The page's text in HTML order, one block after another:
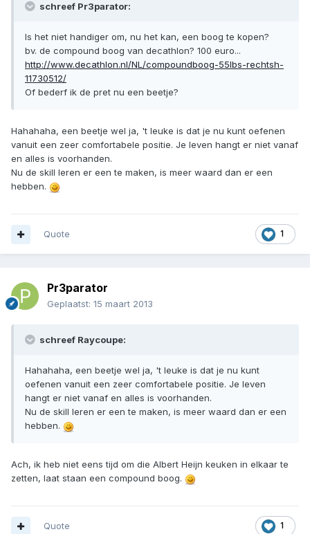
schreef Pr3parator:
Is het niet handiger om, nu het kan, een boog te kopen?
bv. de compound boog van decathlon? 100 euro...
http://www.decathlon.nl/NL/compoundboog-55lbs-rechtsh-
11730512/
Of bederf ik de pret nu een beetje?
Hahahaha, een beetje wel ja, 't leuke is dat je nu kunt oefenen
vanuit een zeer comfortabele positie. Je leven hangt er niet vanaf
en alles is voorhanden.
Nu de skill leren er een te maken, is meer waard dan er een
hebben.
1
Quote
Pr3parator
Geplaatst: 15 maart 2013
schreef Raycoupe:
Hahahaha, een beetje wel ja, 't leuke is dat je nu kunt
oefenen vanuit een zeer comfortabele positie. Je leven
hangt er niet vanaf en alles is voorhanden.
Nu de skill leren er een te maken, is meer waard dan er een
hebben.
Ach, ik heb niet eens tijd om die Albert Heijn keuken in elkaar te
zetten, laat staan een compound boog.
1
Quote